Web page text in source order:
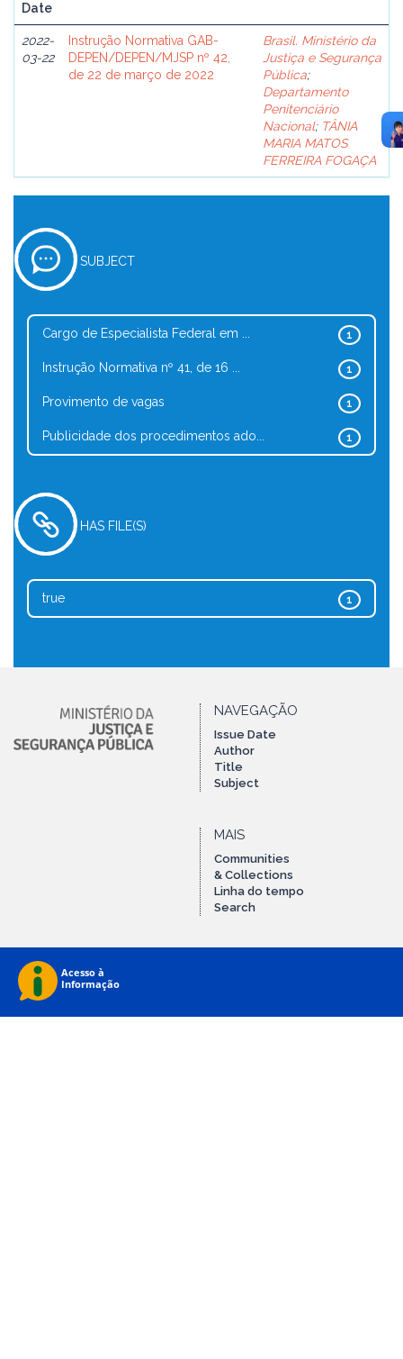
Date
2022-
03-22
Instrução Normativa GAB-
DEPEN/DEPEN/MJSP nº 42,
de 22 de março de 2022
Brasil. Ministério da
Justiça e Segurança
Pública;
Departamento
Penitenciário
Nacional; TÂNIA
MARIA MATOS
FERREIRA FOGAÇA
SUBJECT
1
Cargo de Especialista Federal em ...
1
Instrução Normativa nº 41, de 16 ...
1
Provimento de vagas
1
Publicidade dos procedimentos ado...
HAS FILE(S)
1
true
NAVEGAÇÃO
Issue Date
Author
Title
Subject
MAIS
Communities
& Collections
Linha do tempo
Search